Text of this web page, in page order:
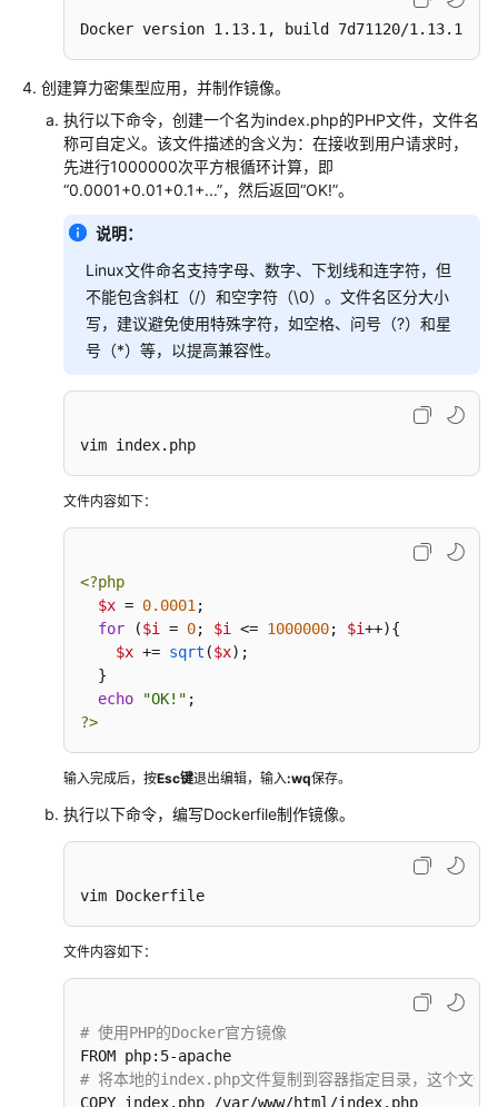
Docker version 1.13.1, build 7d71120/1.13.1
创建算力密集型应用，并制作镜像。
执行以下命令，创建一个名为index.php的PHP文件，文件名
称可自定义。该文件描述的含义为：在接收到用户请求时，
先进行1000000次平方根循环计算，即
“0.0001+0.01+0.1+...”，然后返回“OK!”。
说明：
Linux文件命名支持字母、数字、下划线和连字符，但
不能包含斜杠（/）和空字符（\0）。文件名区分大小
写，建议避免使用特殊字符，如空格、问号（?）和星
号（*）等，以提高兼容性。
vim index.php
文件内容如下：
<?php
$x = 0.0001 ;
for ($i = 0; $i <= 1000000; $i++){
$x += sqrt ($x);
  }
echo
"OK!"
?>
输入完成后，按Esc键退出编辑，输入:wq保存。
执行以下命令，编写Dockerfile制作镜像。
vim Dockerfile
文件内容如下：
# 使用PHP的Docker官方镜像
# 将本地的index.php文件复制到容器指定目录，这个文件